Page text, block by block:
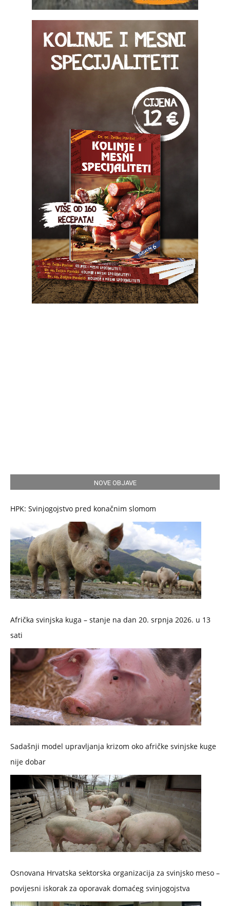
NOVE OBJAVE
HPK: Svinjogojstvo pred konačnim slomom
Afrička svinjska kuga – stanje na dan 20. srpnja 2026. u 13
sati
Sadašnji model upravljanja krizom oko afričke svinjske kuge
nije dobar
Osnovana Hrvatska sektorska organizacija za svinjsko meso –
povijesni iskorak za oporavak domaćeg svinjogojstva